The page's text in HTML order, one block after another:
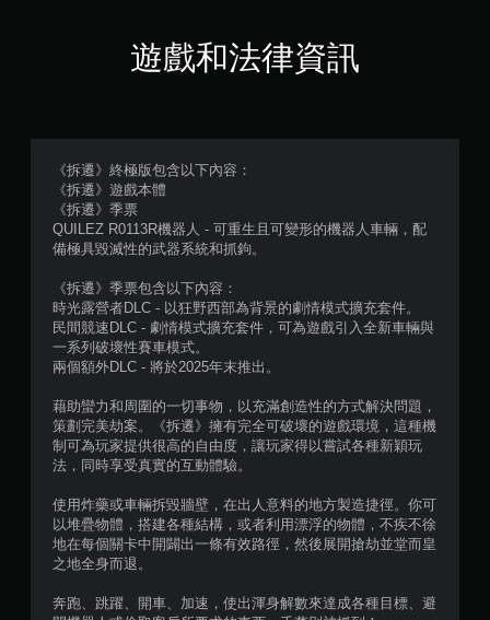
遊戲和法律資訊
《拆遷》終極版包含以下內容：
《拆遷》遊戲本體
《拆遷》季票
QUILEZ R0113R機器人 - 可重生且可變形的機器人車輛，配
備極具毀滅性的武器系統和抓鉤。
《拆遷》季票包含以下內容：
時光露營者DLC - 以狂野西部為背景的劇情模式擴充套件。
民間競速DLC - 劇情模式擴充套件，可為遊戲引入全新車輛與
一系列破壞性賽車模式。
兩個額外DLC - 將於2025年末推出。
藉助蠻力和周圍的一切事物，以充滿創造性的方式解決問題，
策劃完美劫案。《拆遷》擁有完全可破壞的遊戲環境，這種機
制可為玩家提供很高的自由度，讓玩家得以嘗試各種新穎玩
法，同時享受真實的互動體驗。
使用炸藥或車輛拆毀牆壁，在出人意料的地方製造捷徑。你可
以堆疊物體，搭建各種結構，或者利用漂浮的物體，不疾不徐
地在每個關卡中開闢出一條有效路徑，然後展開搶劫並堂而皇
之地全身而退。
奔跑、跳躍、開車、加速，使出渾身解數來達成各種目標、避